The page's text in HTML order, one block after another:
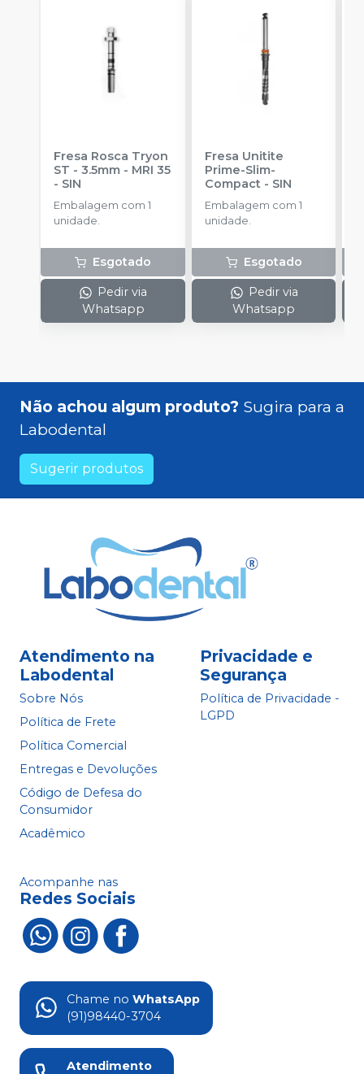
Fresa Rosca Tryon
ST - 3.5mm - MRI 35
- SIN
Embalagem com 1
unidade.
Esgotado
Pedir via
Whatsapp
Fresa Unitite
Prime-Slim-
Compact- SIN
Embalagem com 1
unidade.
Esgotado
Pedir via
Whatsapp
Não achou algum produto? Sugira para a
Labodental
Sugerir produtos
Atendimento na
Labodental
Sobre Nós
Política de Frete
Política Comercial
Entregas e Devoluções
Código de Defesa do
Consumidor
Acadêmico
Privacidade e
Segurança
Política de Privacidade -
LGPD
Acompanhe nas
Redes Sociais
Chame no WhatsApp
(91)98440-3704
Atendimento